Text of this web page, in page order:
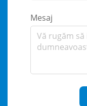
Mesaj